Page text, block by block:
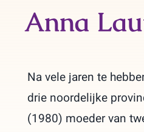
Anna
Na vele jaren te
drie noordelijke
(1980) moeder van